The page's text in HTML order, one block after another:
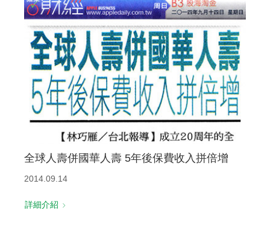
全球人壽併國華人壽 5年後保費收入拼倍增
2014.09.14
詳細介紹